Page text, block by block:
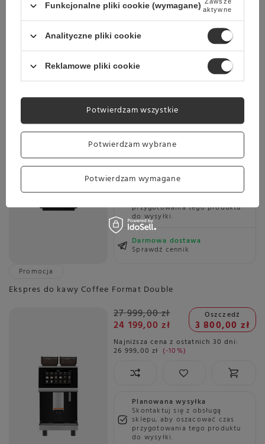
Ekspres do kawy Coffee Format Demy
13 599,00 zł 2 700,00 zł
Najniższa cena z ostatnich 30 dni:
15 490,00 zł -12%
Planowana wysyłka
Skontaktuj się z obsługą
przygotowania tego produktu
do wysyłki.
Darmowa dostawa
Sprawdź cennik
Promocja
Ekspres do kawy Coffee Format Double
27 999,00 zł
24 199,00 zł
Oszczedź
3 800,00 zł
Najniższa cena z ostatnich 30 dni:
26 999,00 zł -10%
Planowana wysyłka
Skontaktuj się z obsługą
sklepu, aby oszacować czas
przygotowania tego produktu
do wysyłki.
Funkcjonalne pliki cookie (wymagane) aktywne
Analityczne pliki cookie
Reklamowe pliki cookie
Potwierdzam wybrane
Potwierdzam wymagane
Potwierdzam wszystkie